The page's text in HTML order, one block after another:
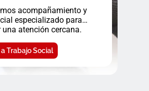
acompañamiento y
especializado para
una atención cercana.
Trabajo Social